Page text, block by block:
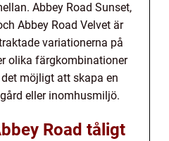
Abbey Road Sunset,
Abbey Road Velvet är
variationerna på
olika färgkombinationer
möjligt att skapa en
eller inomhusmiljö.
Road tåligt